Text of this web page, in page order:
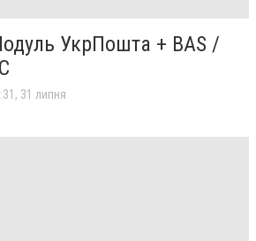
УкрПошта + BAS /
31 липня